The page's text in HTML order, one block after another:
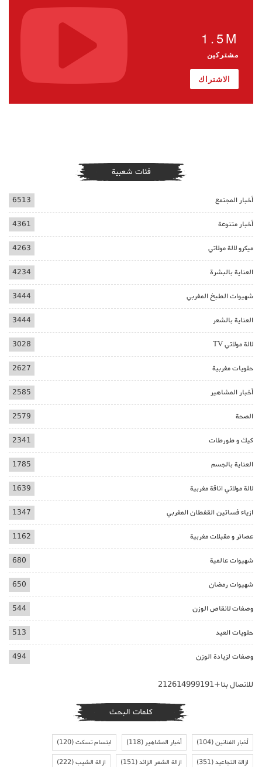
1.5M
مشتركين
الاشتراك
فئات شعبية
أخبار المجتمع 6513
أخبار متنوعة 4361
ميكرو لالة مولاتي 4263
العناية بالبشرة 4234
شهيوات الطبخ المغربي 3444
العناية بالشعر 3444
لالة مولاتي TV 3028
حلويات مغربية 2627
أخبار المشاهير 2585
الصحة 2579
كيك و طورطات 2341
العناية بالجسم 1785
لالة مولاتي اناقة مغربية 1639
ازياء فساتين القفطان المغربي 1347
عصائر و مقبلات مغربية 1162
شهيوات عالمية 680
شهيوات رمضان 650
وصفات لانقاص الوزن 544
حلويات العيد 513
وصفات لزيادة الوزن 494
للاتصال بنا+212614999191
كلمات البحث
أخبار الفنانين(104) أخبار المشاهير(118) ابتسام تسكت(120)
ازالة التجاعيد(351) ازالة الشعر الزائد(151) ازالة الشيب(222)